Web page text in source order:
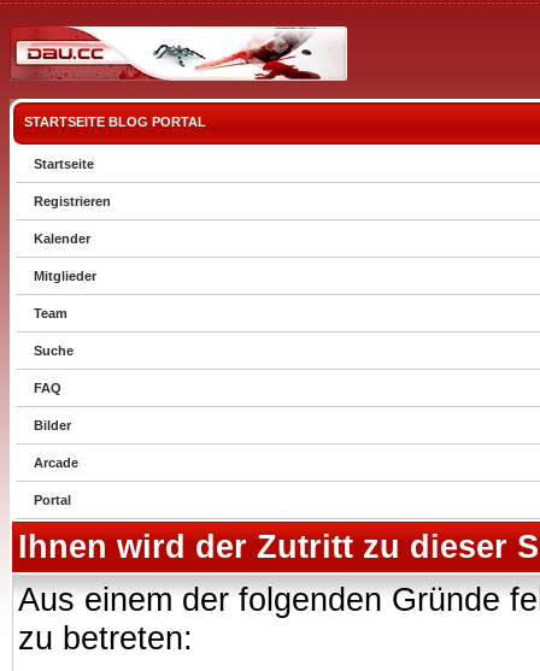
STARTSEITE BLOG PORTAL
Startseite
Registrieren
Kalender
Mitglieder
Team
Suche
FAQ
Bilder
Arcade
Portal
Ihnen wird der Zutritt zu dieser
Aus einem der folgenden Gründe
zu betreten: